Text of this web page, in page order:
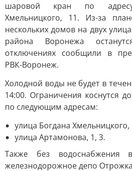
шаровой кран по
Хмельницкого, 11. Из-за
нескольких домов на двух
района Воронежа
отключениях сообщили в
РВК-Воронеж.
Холодной воды не будет в
14:00. Ограничения коснутся
по следующим адресам:
улица Богдана Хмельницкого,
улица Артамонова, 1, 3.
Также без водоснабжения
железнодорожное депо